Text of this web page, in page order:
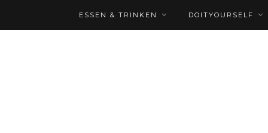
ESSEN & TRINKEN DOITYOURSELF